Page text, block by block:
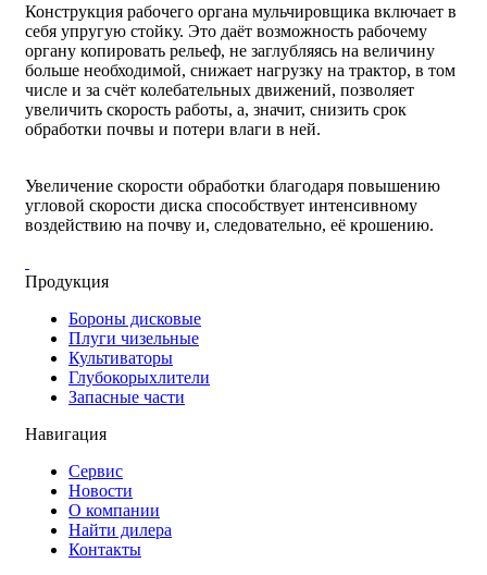
Конструкция рабочего органа мульчировщика включает в
себя упругую стойку. Это даёт возможность рабочему
органу копировать рельеф, не заглубляясь на величину
больше необходимой, снижает нагрузку на трактор, в том
числе и за счёт колебательных движений, позволяет
увеличить скорость работы, а, значит, снизить срок
обработки почвы и потери влаги в ней.
Увеличение скорости обработки благодаря повышению
угловой скорости диска способствует интенсивному
воздействию на почву и, следовательно, её крошению.
Продукция
Бороны дисковые
Плуги чизельные
Культиваторы
Глубокорыхлители
Запасные части
Навигация
Сервис
Новости
О компании
Найти дилера
Контакты